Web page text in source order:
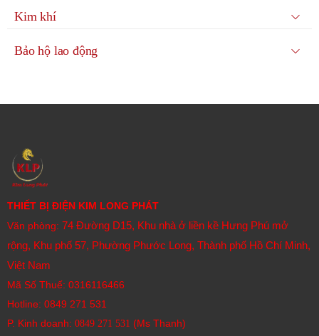
Kim khí
Bảo hộ lao động
THIẾT BỊ ĐIỆN KIM LONG PHÁT
Văn phòng: 74 Đường D15, Khu nhà ở liền kề Hưng Phú mở
rộng, Khu phố 57, Phường Phước Long, Thành phố Hồ Chí Minh,
Việt Nam
Mã Số Thuế: 0316116466
Hotline: 0849 271 531
P. Kinh doanh: 0849 271 531 (Ms Thanh)